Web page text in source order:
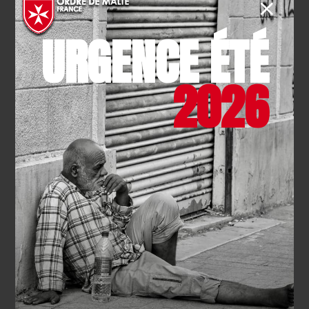
SOLIDARITÉ- 17.07.2026
Canicule : l’Ordre de Malte
France sur tous les fronts
EN SAVOIR PLUS
URGENCE ÉTÉ
2026